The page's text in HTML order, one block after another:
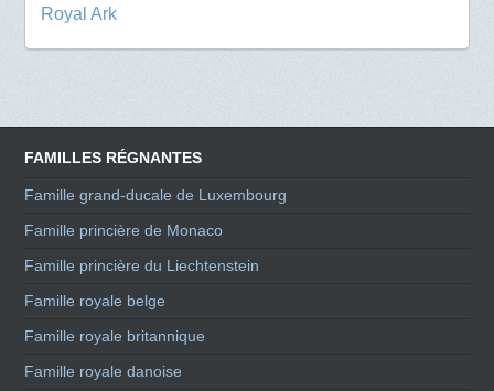
Royal Ark
FAMILLES RÉGNANTES
Famille grand-ducale de Luxembourg
Famille princière de Monaco
Famille princière du Liechtenstein
Famille royale belge
Famille royale britannique
Famille royale danoise